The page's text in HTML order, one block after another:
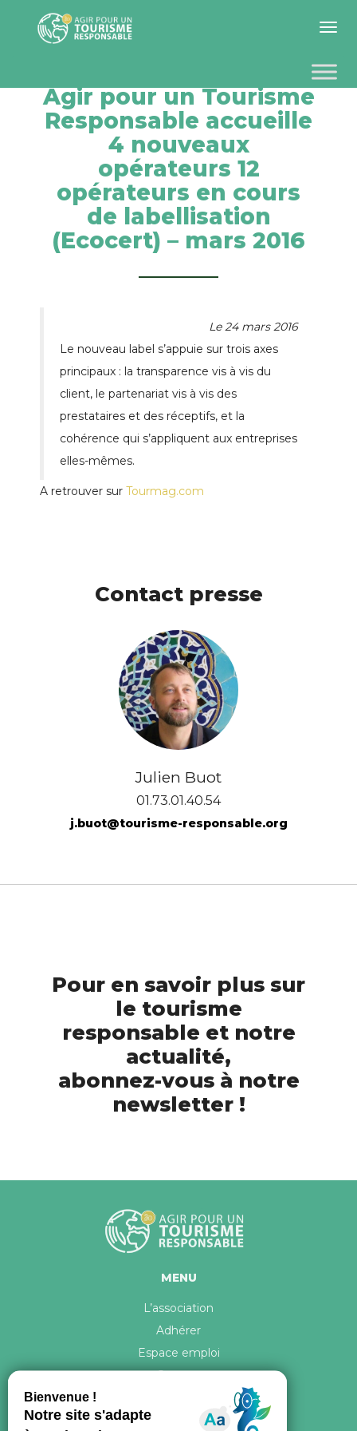
Toggle
Agir pour un Tourisme
Responsable accueille
4 nouveaux
opérateurs 12
opérateurs en cours
de labellisation
(Ecocert) – mars 2016
Le 24 mars 2016
Le nouveau label s’appuie sur trois axes
principaux : la transparence vis à vis du
client, le partenariat vis à vis des
prestataires et des réceptifs, et la
cohérence qui s’appliquent aux entreprises
elles-mêmes.
A retrouver sur Tourmag.com
Contact presse
Julien Buot
01.73.01.40.54
j.buot@tourisme-responsable.org
Pour en savoir plus sur
le tourisme
responsable et notre
actualité,
abonnez-vous à notre
newsletter !
MENU
L’association
Adhérer
Espace emploi
Contact